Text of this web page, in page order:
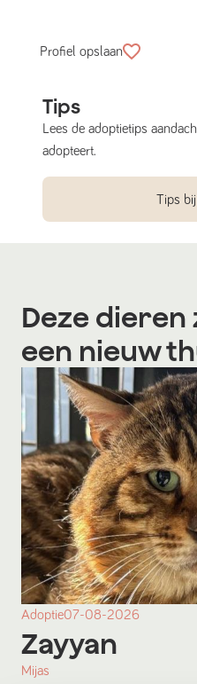
Profiel opslaan
Tips
Lees de adoptietips
adopteert.
Tips
Deze dieren
een nieuw
Adoptie07-08-2026
Zayyan
Mijas